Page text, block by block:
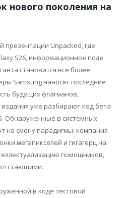
нового поколения на
презентации Unpacked, где
S26, информационное поле
становится всё более
Samsung наносят последние
будущих флагманов,
уже разбирают код бета-
Обнаруженные в системных
на смену парадигмы: компания
мегапикселей и гигагерц на
помощников,
в коде тестовой